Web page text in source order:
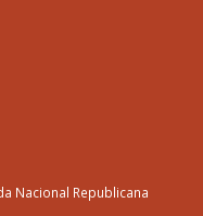
Nacional Republicana